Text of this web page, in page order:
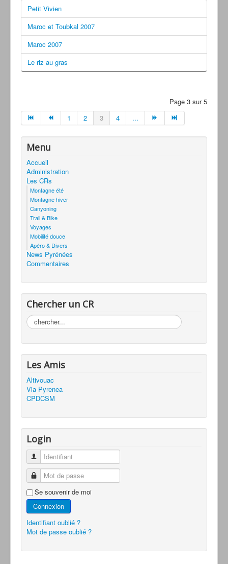
Petit Vivien
Maroc et Toubkal 2007
Maroc 2007
Le riz au gras
Page 3 sur 5
1
2 3 4 ...
Menu
Accueil
Administration
Les CRs
Montagne été
Montagne hiver
Canyoning
Trail & Bike
Voyages
Mobilité douce
Apéro & Divers
News Pyrénées
Commentaires
Chercher un CR
Rechercher
Les Amis
Altivouac
Via Pyrenea
CPDCSM
Login
Identifiant
Mot de passe
Se souvenir de moi
Connexion
Identifiant oublié ?
Mot de passe oublié ?